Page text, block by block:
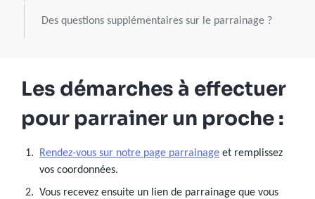
Des questions supplémentaires sur le parrainage ?
Les démarches à effectuer
pour parrainer un proche :
Rendez-vous sur notre page parrainage et remplissez
vos coordonnées.
Vous recevez ensuite un lien de parrainage que vous